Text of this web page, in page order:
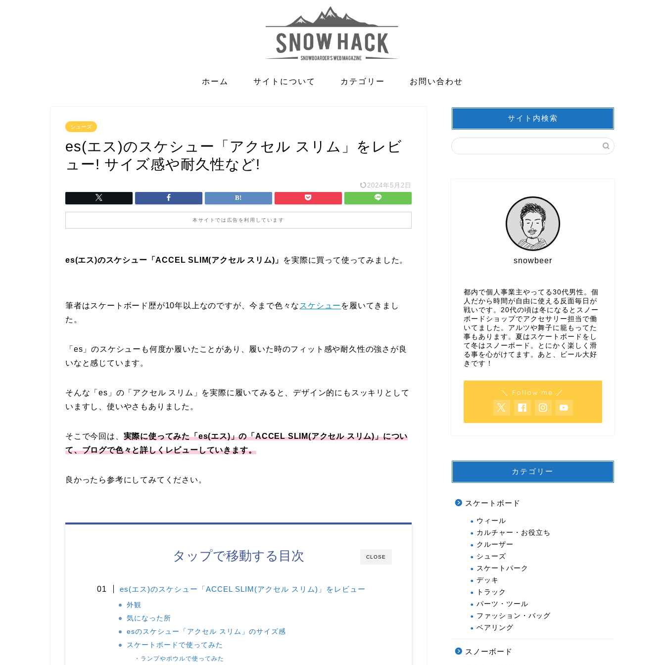
ホーム サイトについて カテゴリー お問い合わせ
シューズ
es(エス)のスケシュー「アクセル スリム」をレビ
ュー! サイズ感や耐久性など!
2024年5月2日
本サイトでは広告を利用しています
es(エス)のスケシュー「ACCEL SLIM(アクセル スリム)」 を実際に買って使ってみました。
筆者はスケートボード歴が10年以上なのですが、今まで色々なスケシュー を履いてきまし
た。
「es」のスケシューも何度か履いたことがあり、履いた時のフィット感や耐久性の強さが良
いなと感じています。
そんな「es」の「アクセル スリム」を実際に履いてみると、デザイン的にもスッキリとして
いますし、使いやさもありました。
そこで今回は、 実際に使ってみた「es(エス)」の「ACCEL SLIM(アクセル スリム)」につい
て、ブログで色々と詳しくレビューしていきます。
良かったら参考にしてみてください。
CLOSE
タップで移動する目次
es(エス)のスケシュー「ACCEL SLIM(アクセル スリム)」をレビュー
外観
気になった所
esのスケシュー「アクセル スリム」のサイズ感
スケートボードで使ってみた
・ランプやボウルで使ってみた
サイト内検索
snowbeer
都内で個人事業主やってる30代男性。個
人だから時間が自由に使える反面毎日が
戦いです。20代の頃は冬になるとスノー
ボードショップでアクセサリー担当で働
いてました。アルツや舞子に籠もってた
事もあります。夏はスケートボードをし
て冬はスノーボード。とにかく楽しく滑
る事を心がけてます。あと、ビール大好
きです！
＼ Follow me ／
カテゴリー
スケートボード
ウィール
カルチャー・お役立ち
クルーザー
シューズ
スケートパーク
デッキ
トラック
パーツ・ツール
ファッション・バッグ
ベアリング
スノーボード